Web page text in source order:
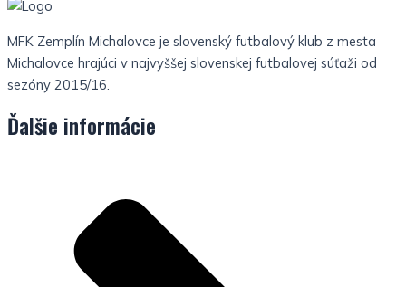
MFK Zemplín Michalovce je slovenský futbalový klub z mesta
Michalovce hrajúci v najvyššej slovenskej futbalovej súťaži od
sezóny 2015/16.
Ďalšie informácie